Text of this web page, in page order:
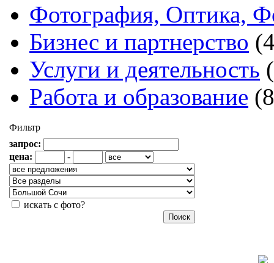
Фотография, Оптика,
Бизнес и партнерство
Услуги и деятельность
Работа и образование
Фильтр
запрос:
цена:
-
искать с фото?